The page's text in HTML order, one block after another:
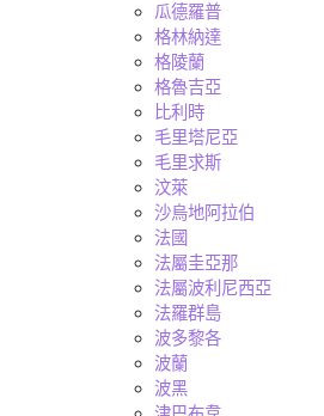
瓜德羅普
格林納達
格陵蘭
格魯吉亞
比利時
毛里塔尼亞
毛里求斯
汶萊
沙烏地阿拉伯
法國
法屬圭亞那
法屬波利尼西亞
法羅群島
波多黎各
波蘭
波黑